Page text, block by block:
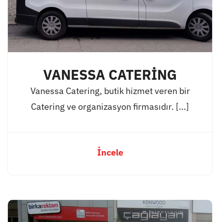
VANESSA CATERİNG
Vanessa Catering, butik hizmet veren bir
Catering ve organizasyon firmasıdır. [...]
İncele